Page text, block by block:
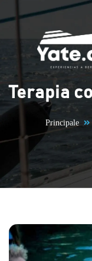
Vai al contenuto
Terapia
Principale